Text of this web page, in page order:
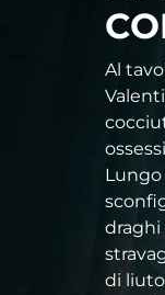
Al
Lungo
draghi
di